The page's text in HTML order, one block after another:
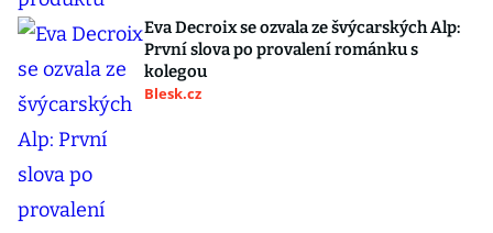
Eva Decroix se ozvala ze švýcarských Alp:
První slova po provalení románku s
kolegou
Blesk.cz